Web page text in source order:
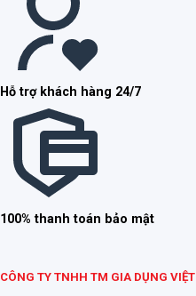
Hỗ trợ khách hàng 24/7
100% thanh toán bảo mật
CÔNG TY TNHH TM GIA DỤNG VIỆT